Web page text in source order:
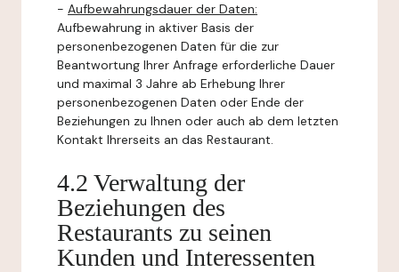
- Aufbewahrungsdauer der Daten:
Aufbewahrung in aktiver Basis der
personenbezogenen Daten für die zur
Beantwortung Ihrer Anfrage erforderliche Dauer
und maximal 3 Jahre ab Erhebung Ihrer
personenbezogenen Daten oder Ende der
Beziehungen zu Ihnen oder auch ab dem letzten
Kontakt Ihrerseits an das Restaurant.
4.2 Verwaltung der
Beziehungen des
Restaurants zu seinen
Kunden und Interessenten